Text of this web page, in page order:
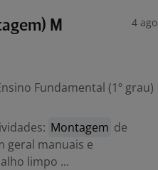
M 4 ago
Fundamental (1º grau)
Montagem de
geral manuais e
limpo ...